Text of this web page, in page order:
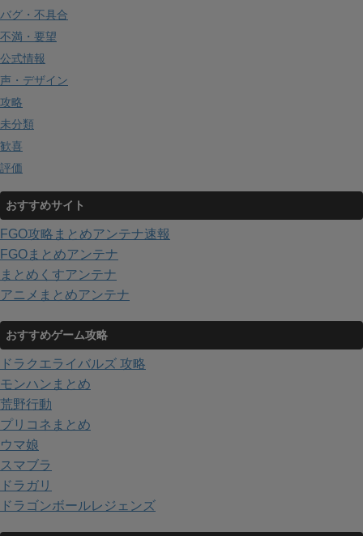
バグ・不具合
不満・要望
公式情報
声・デザイン
攻略
未分類
歓喜
評価
おすすめサイト
FGO攻略まとめアンテナ速報
FGOまとめアンテナ
まとめくすアンテナ
アニメまとめアンテナ
おすすめゲーム攻略
ドラクエライバルズ 攻略
モンハンまとめ
荒野行動
プリコネまとめ
ウマ娘
スマブラ
ドラガリ
ドラゴンボールレジェンズ